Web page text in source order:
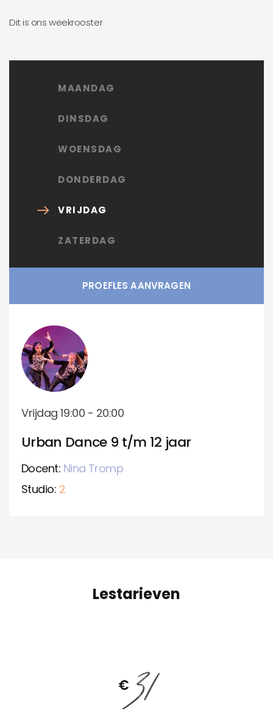
Dit is ons weekrooster
MAANDAG
DINSDAG
WOENSDAG
DONDERDAG
VRIJDAG
ZATERDAG
PROEFLES AANVRAGEN
Vrijdag 19:00 - 20:00
Urban Dance 9 t/m 12 jaar
Docent: Nina Tromp
Studio: 2
Lestarieven
€31